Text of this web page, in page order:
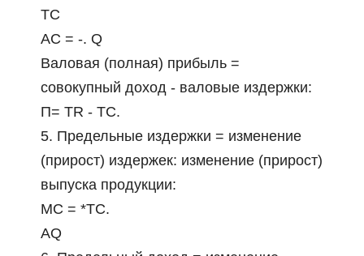
TC
АС = -. Q
Валовая (полная) прибыль =
совокупный доход - валовые издержки:
П= ТR - ТС.
5. Предельные издержки = изменение
(прирост) издержек: изменение (прирост)
выпуска продукции:
МС = *TC.
AQ